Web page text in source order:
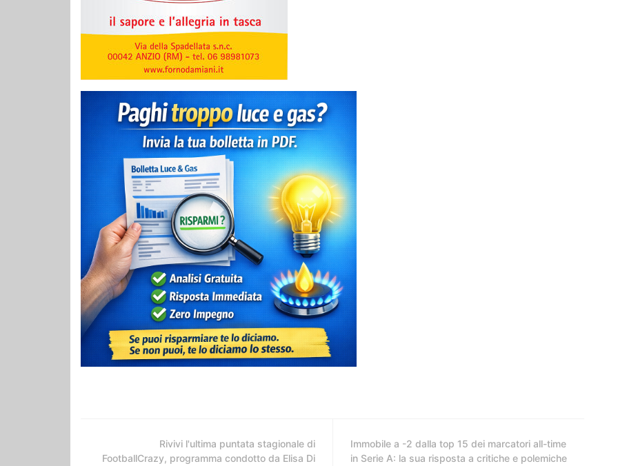
Rivivi l'ultima puntata stagionale di
FootballCrazy, programma condotto da Elisa Di
Immobile a -2 dalla top 15 dei marcatori all-time
in Serie A: la sua risposta a critiche e polemiche